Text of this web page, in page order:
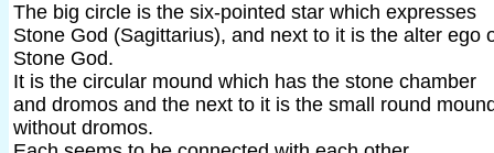
The big circle is the six-pointed star which expresses
Stone God (Sagittarius), and next to it is the alter ego
Stone God.
It is the circular mound which has the stone chamber
and dromos and the next to it is the small round
without dromos.